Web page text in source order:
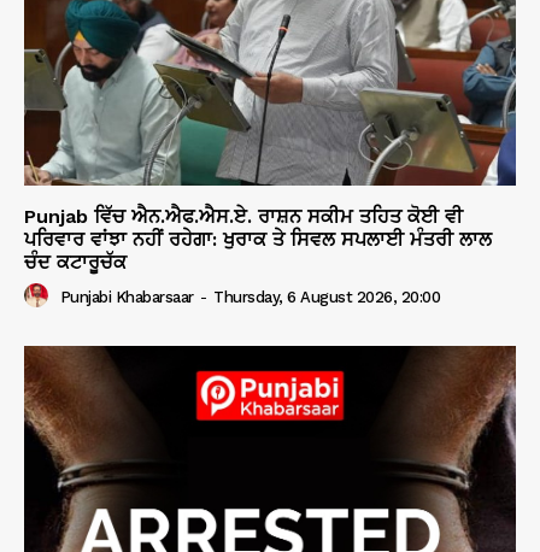
Punjab ਵਿੱਚ ਐਨ.ਐਫ.ਐਸ.ਏ. ਰਾਸ਼ਨ ਸਕੀਮ ਤਹਿਤ ਕੋਈ ਵੀ
ਪਰਿਵਾਰ ਵਾਂਝਾ ਨਹੀਂ ਰਹੇਗਾ: ਖੁਰਾਕ ਤੇ ਸਿਵਲ ਸਪਲਾਈ ਮੰਤਰੀ ਲਾਲ
ਚੰਦ ਕਟਾਰੂਚੱਕ
Punjabi Khabarsaar - Thursday, 6 August 2026, 20:00